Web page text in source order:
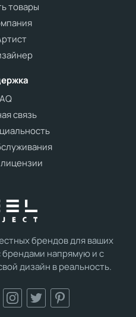
брендов для ваших
брендами напрямую и с
дизайн в реальность.
товары
связь